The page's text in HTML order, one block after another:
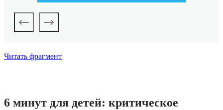
Читать фрагмент
6 минут для детей: критическое